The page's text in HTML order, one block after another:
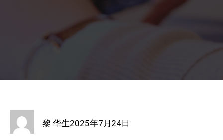
黎 华生2025年7月24日